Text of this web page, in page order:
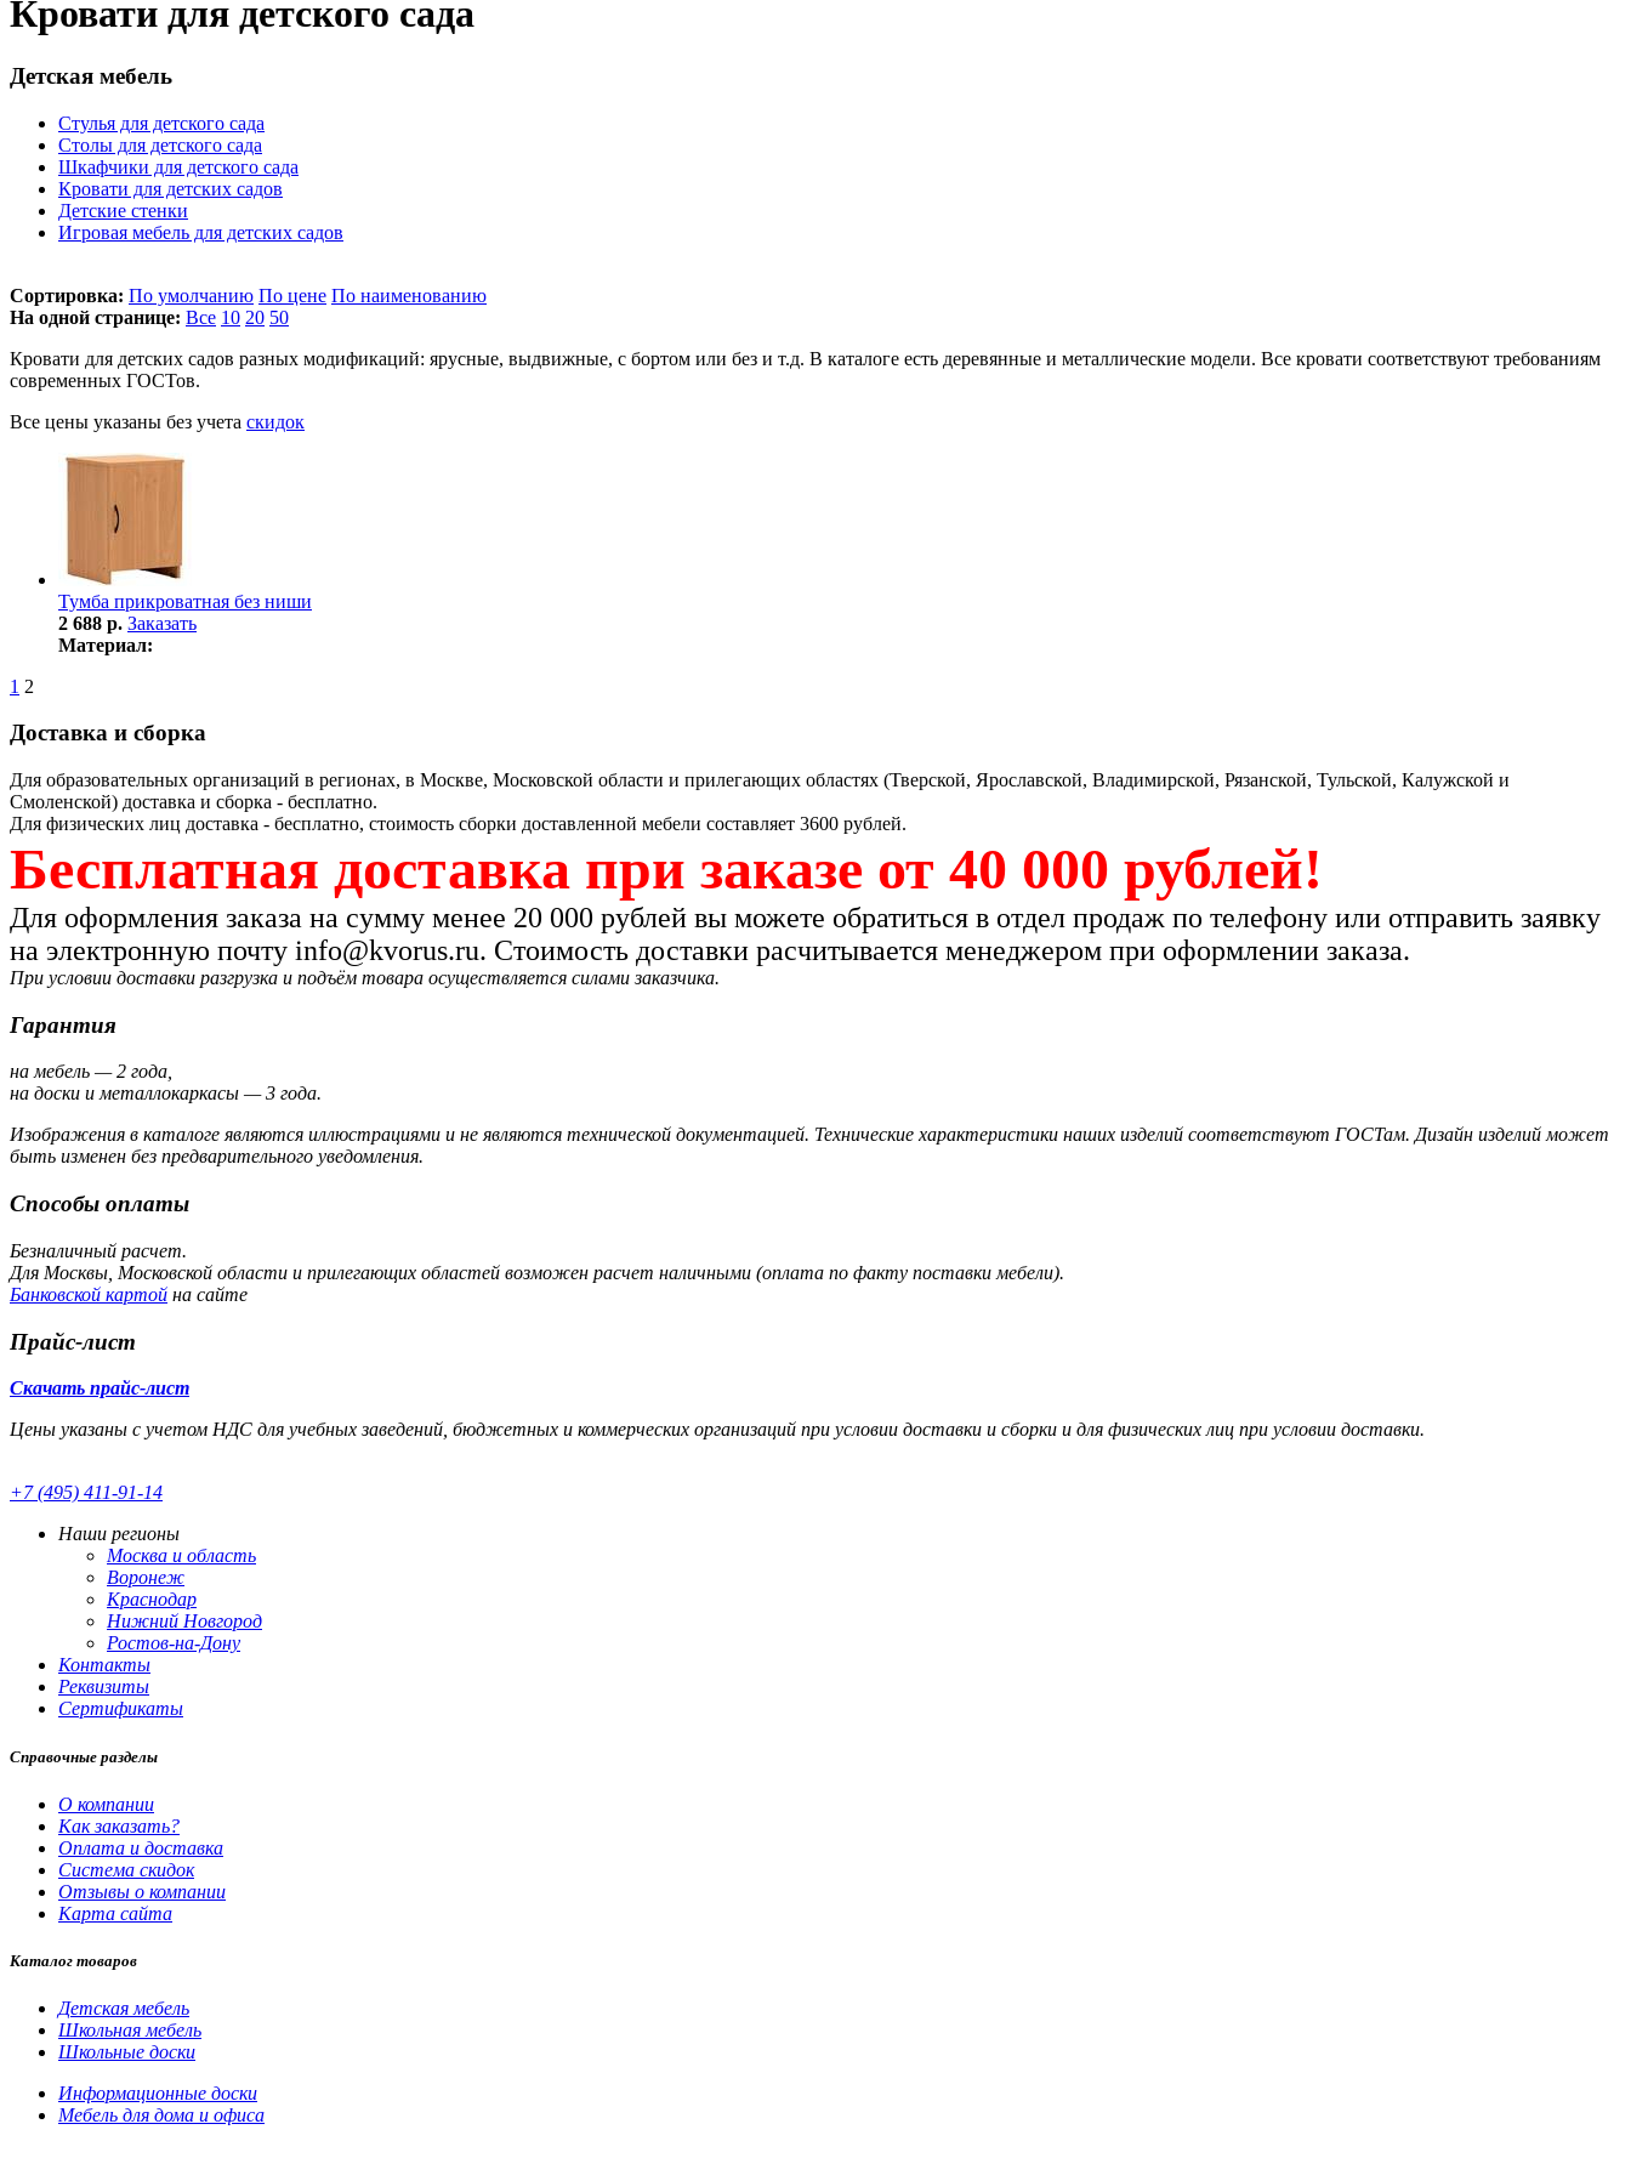
Кровати для детского сада
Детская мебель
Стулья для детского сада
Столы для детского сада
Шкафчики для детского сада
Кровати для детских садов
Детские стенки
Игровая мебель для детских садов
Сортировка: По умолчанию По цене По наименованию
На одной странице: Все 10 20 50
Кровати для детских садов разных модификаций: ярусные, выдвижные, с бортом или без и т.д. В каталоге есть деревянные и металлические модели. Все кровати соответствуют требованиям
современных ГОСТов.
Все цены указаны без учета скидок
Тумба прикроватная без ниши
2 688 р. Заказать
Материал:
1 2
Доставка и сборка
Для образовательных организаций в регионах, в Москве, Московской области и прилегающих областях (Тверской, Ярославской, Владимирской, Рязанской, Тульской, Калужской и
Смоленской) доставка и сборка - бесплатно.
Для физических лиц доставка - бесплатно, стоимость сборки доставленной мебели составляет 3600 рублей.
Бесплатная доставка при заказе от 40 000 рублей!
Для оформления заказа на сумму менее 20 000 рублей вы можете обратиться в отдел продаж по телефону или отправить заявку
на электронную почту info@kvorus.ru. Стоимость доставки расчитывается менеджером при оформлении заказа.
При условии доставки разгрузка и подъём товара осуществляется силами заказчика.
Гарантия
на мебель — 2 года,
на доски и металлокаркасы — 3 года.
Изображения в каталоге являются иллюстрациями и не являются технической документацией. Технические характеристики наших изделий соответствуют ГОСТам. Дизайн изделий может
быть изменен без предварительного уведомления.
Способы оплаты
Безналичный расчет.
Для Москвы, Московской области и прилегающих областей возможен расчет наличными (оплата по факту поставки мебели).
Банковской картой на сайте
Прайс-лист
Скачать прайс-лист
Цены указаны с учетом НДС для учебных заведений, бюджетных и коммерческих организаций при условии доставки и сборки и для физических лиц при условии доставки.
+7 (495) 411-91-14
Наши регионы
Москва и область
Воронеж
Краснодар
Нижний Новгород
Ростов-на-Дону
Контакты
Реквизиты
Сертификаты
Справочные разделы
О компании
Как заказать?
Оплата и доставка
Система скидок
Отзывы о компании
Карта сайта
Каталог товаров
Детская мебель
Школьная мебель
Школьные доски
Информационные доски
Мебель для дома и офиса